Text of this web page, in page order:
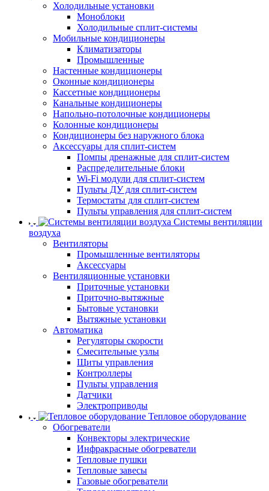
Холодильные установки
Моноблоки
Холодильные сплит-системы
Мобильные кондиционеры
Климатизаторы
Промышленные
Настенные кондиционеры
Оконные кондиционеры
Кассетные кондиционеры
Канальные кондиционеры
Напольно-потолочные кондиционеры
Колонные кондиционеры
Кондиционеры без наружного блока
Аксессуары для сплит-систем
Помпы дренажные для сплит-систем
Распределительные блоки
Wi-Fi модули для сплит-систем
Пульты ДУ для сплит-систем
Термостаты для сплит-систем
Пульты управления для сплит-систем
Системы вентиляции
воздуха
Вентиляторы
Промышленные вентиляторы
Аксессуары
Вентиляционные установки
Приточные установки
Приточно-вытяжные
Бытовые установки
Вытяжные установки
Автоматика
Регуляторы скорости
Смесительные узлы
Щиты управления
Контроллеры
Пульты управления
Датчики
Электроприводы
Тепловое оборудование
Обогреватели
Конвекторы электрические
Инфракрасные обогреватели
Тепловые пушки
Тепловые завесы
Газовые обогреватели